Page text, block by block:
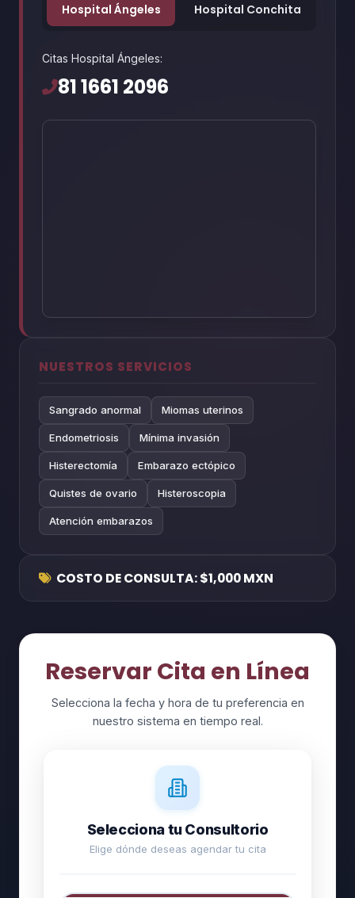
Hospital Ángeles Hospital Conchita
Citas Hospital Ángeles:
81 1661 2096
NUESTROS SERVICIOS
Sangrado anormal Miomas uterinos
Endometriosis Mínima invasión
Histerectomía Embarazo ectópico
Quistes de ovario Histeroscopia
Atención embarazos
COSTO DE CONSULTA: $1,000 MXN
Reservar Cita en Línea
Selecciona la fecha y hora de tu preferencia en
nuestro sistema en tiempo real.
Selecciona tu Consultorio
Elige dónde deseas agendar tu cita